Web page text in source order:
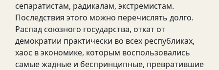
сепаратистам, радикалам, экстремистам.
Последствия этого можно перечислять долго.
Распад союзного государства, откат от
демократии практически во всех республиках,
хаос в экономике, которым воспользовались
самые жадные и беспринципные, превратившие